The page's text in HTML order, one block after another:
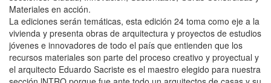
Materiales en acción.
La ediciones serán temáticas, esta edición 24 toma como eje a la
vivienda y presenta obras de arquitectura y proyectos de estudios
jóvenes e innovadores de todo el país que entienden que los
recursos materiales son parte del proceso creativo y proyectual y
el arquitecto Eduardo Sacriste es el maestro elegido para nuestra